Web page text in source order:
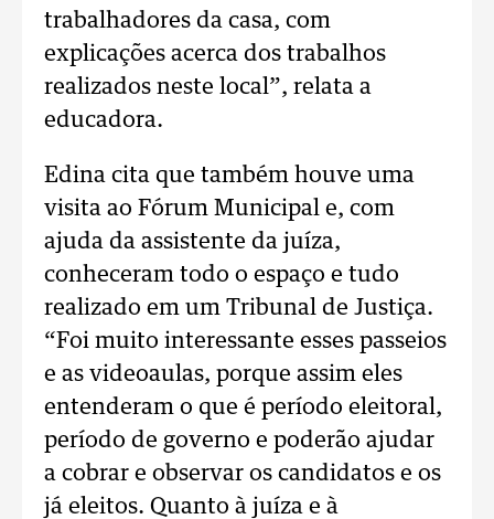
trabalhadores da casa, com
explicações acerca dos trabalhos
realizados neste local”, relata a
educadora.
Edina cita que também houve uma
visita ao Fórum Municipal e, com
ajuda da assistente da juíza,
conheceram todo o espaço e tudo
realizado em um Tribunal de Justiça.
“Foi muito interessante esses passeios
e as videoaulas, porque assim eles
entenderam o que é período eleitoral,
período de governo e poderão ajudar
a cobrar e observar os candidatos e os
já eleitos. Quanto à juíza e à